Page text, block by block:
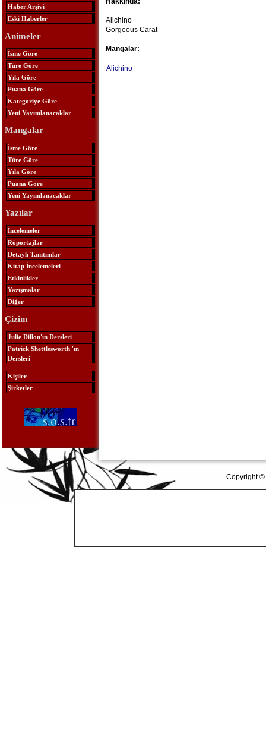
Haber Arşivi
Eski Haberler
Animeler
İsme Göre
Türe Göre
Yıla Göre
Puana Göre
Kategoriye Göre
Yeni Yayımlanacaklar
Mangalar
İsme Göre
Türe Göre
Yıla Göre
Puana Göre
Yeni Yayımlanacaklar
Yazılar
İncelemeler
Röportajlar
Detaylı Tanıtımlar
Kitap İncelemeleri
Etkinlikler
Yazışmalar
Diğer
Çizim
Julie Dillon'ın Dersleri
Patrick Shettlesworth 'ın
Dersleri
Kişiler
Şirketler
Alichino
Gorgeous Carat
Mangalar:
Alichino
Copyright ©